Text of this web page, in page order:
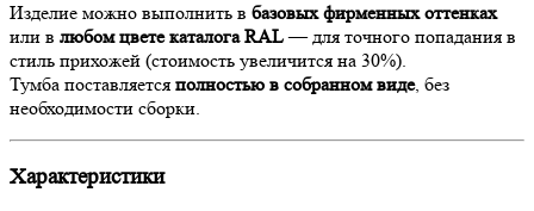
Изделие можно выполнить в базовых фирменных оттенках
или в любом цвете каталога RAL— для точного попадания в
стиль прихожей (стоимость увеличится на 30%).
Тумба поставляется полностью в собранном виде, без
необходимости сборки.
Характеристики